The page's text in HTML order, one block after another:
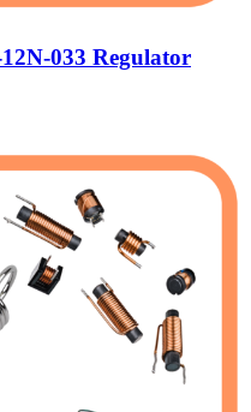
033 Regulator